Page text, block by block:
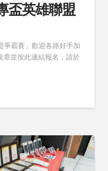
盃英雄聯盟
爭霸賽」歡迎各路好手加
章並按此連結報名，請於